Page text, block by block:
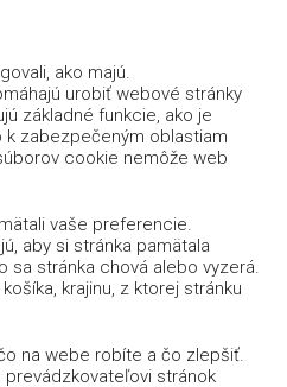
ako majú.
urobiť webové stránky
základné funkcie, ako je
k zabezpečeným oblastiam
cookie nemôže web
vaše preferencie.
aby si stránka pamätala
sa stránka chová alebo vyzerá.
krajinu, z ktorej stránku
na webe robíte a čo zlepšiť.
stránok